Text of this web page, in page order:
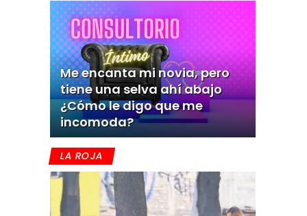
Me encanta mi novia, pero
tiene una selva ahí abajo
¿Cómo le digo que me
incomoda?
LA ROJA